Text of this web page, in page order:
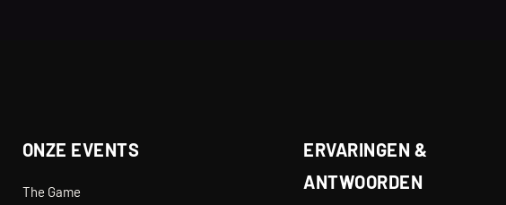
ONZE EVENTS
The Game
ERVARINGEN &
ANTWOORDEN